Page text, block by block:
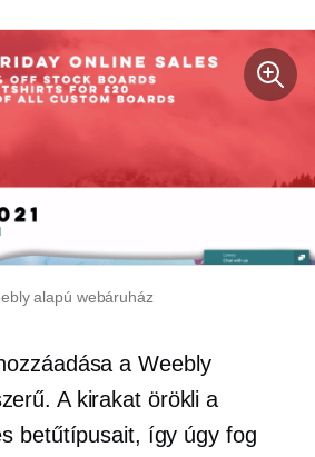
alapú webáruház
a Weebly
A kirakat örökli a
betűtípusait, így úgy fog